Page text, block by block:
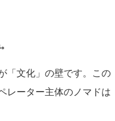
「文化」の壁です。この
レーター主体のノマドは